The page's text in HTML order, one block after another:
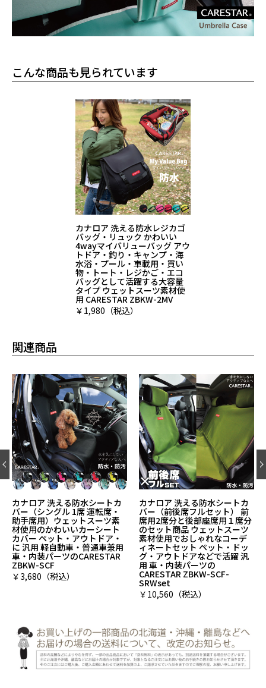
こんな商品も見られています
カナロア 洗える防水レジカゴ
バッグ・リュック かわいい
4wayマイバリューバッグ アウ
トドア・釣り・キャンプ・海
水浴・プール・車載用・買い
物・トート・レジかご・エコ
バッグとして活躍する大容量
タイプ ウェットスーツ素材使
用 CARESTAR ZBKW-2MV
￥1,980（税込）
関連商品
カナロア 洗える防水シートカ
バー（前後席フルセット） 前
席用2席分と後部座席用１席分
のセット商品 ウェットスーツ
素材使用でおしゃれなコーデ
ィネートセット ペット・ドッ
グ・アウトドアなどで活躍 汎
用 車・内装パーツの
CARESTAR ZBKW-SCF-
SRWset
カナロア 洗える防水ティッシ
ュケース 車内でもおしゃれな
ティッシュカバー 200組箱も
OKで吊り下げや壁掛けが可能
なコンパクトでかわいい ティ
ッシュボックス入れ ウェット
スーツ素材使用 CARESTAR
ZBKW-TSC
￥1,601（税込）